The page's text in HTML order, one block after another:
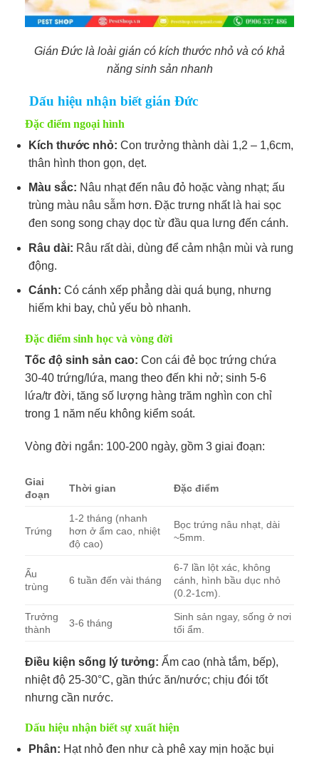
Gián Đức là loài gián có kích thước nhỏ và có khả
năng sinh sản nhanh
Dấu hiệu nhận biết gián Đức
Đặc điểm ngoại hình
Kích thước nhỏ: Con trưởng thành dài 1,2 – 1,6cm,
thân hình thon gọn, dẹt.
Màu sắc: Nâu nhạt đến nâu đỏ hoặc vàng nhạt; ấu
trùng màu nâu sẫm hơn. Đặc trưng nhất là hai sọc
đen song song chạy dọc từ đầu qua lưng đến cánh.
Râu dài: Râu rất dài, dùng để cảm nhận mùi và rung
động.​
Cánh: Có cánh xếp phẳng dài quá bụng, nhưng
hiếm khi bay, chủ yếu bò nhanh.
Đặc điểm sinh học và vòng đời
Tốc độ sinh sản cao: Con cái đẻ bọc trứng chứa
30-40 trứng/lứa, mang theo đến khi nở; sinh 5-6
lứa/tr đời, tăng số lượng hàng trăm nghìn con chỉ
trong 1 năm nếu không kiểm soát.
Vòng đời ngắn: 100-200 ngày, gồm 3 giai đoạn:
Giai
đoạn
Thời gian Đặc điểm
Trứng
1-2 tháng (nhanh
hơn ở ẩm cao, nhiệt
độ cao)
Bọc trứng nâu nhạt, dài
~5mm. ​
Ấu
trùng
6 tuần đến vài tháng
6-7 lần lột xác, không
cánh, hình bầu dục nhỏ
(0.2-1cm).
Trưởng
thành
3-6 tháng
Sinh sản ngay, sống ở nơi
tối ẩm. ​
Điều kiện sống lý tưởng: Ẩm cao (nhà tắm, bếp),
nhiệt độ 25-30°C, gần thức ăn/nước; chịu đói tốt
nhưng cần nước.​
Dấu hiệu nhận biết sự xuất hiện
Phân: Hạt nhỏ đen như cà phê xay mịn hoặc bụi